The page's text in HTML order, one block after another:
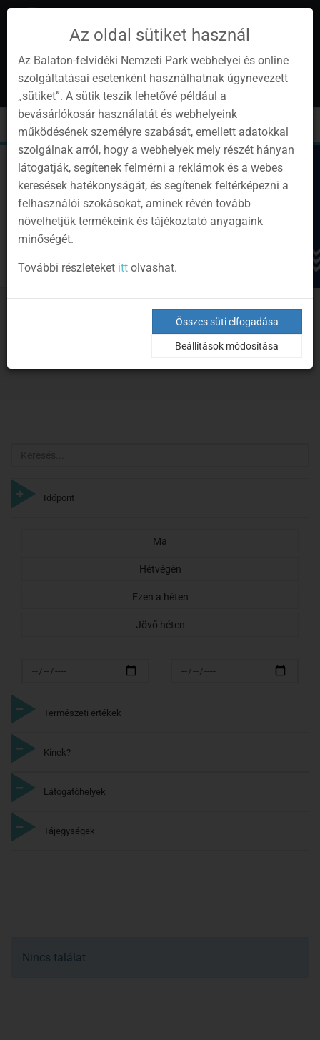
Instagram
YoutubeFacebookProgramok
Hírlevél
hu
Toggle
cart
Toggle
navigation
Bejelentkezés
Keresés
Időpont
Ma
Hétvégén
Ezen a héten
Jövő héten
Természeti értékek
Kinek?
Látogatóhelyek
Tájegységek
Nincs találat
Az oldal sütiket használ
Az Balaton-felvidéki Nemzeti Park webhelyei és online
szolgáltatásai esetenként használhatnak úgynevezett
„sütiket”. A sütik teszik lehetővé például a
bevásárlókosár használatát és webhelyeink
működésének személyre szabását, emellett adatokkal
szolgálnak arról, hogy a webhelyek mely részét hányan
látogatják, segítenek felmérni a reklámok és a webes
keresések hatékonyságát, és segítenek feltérképezni a
felhasználói szokásokat, aminek révén tovább
növelhetjük termékeink és tájékoztató anyagaink
minőségét.
További részleteket ittolvashat.
Összes süti elfogadása
Beállítások módosítása